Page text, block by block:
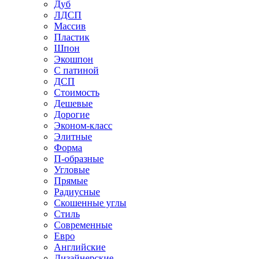
Дуб
ЛДСП
Массив
Пластик
Шпон
Экошпон
С патиной
ДСП
Стоимость
Дешевые
Дорогие
Эконом-класс
Элитные
Форма
П-образные
Угловые
Прямые
Радиусные
Скошенные углы
Стиль
Современные
Евро
Английские